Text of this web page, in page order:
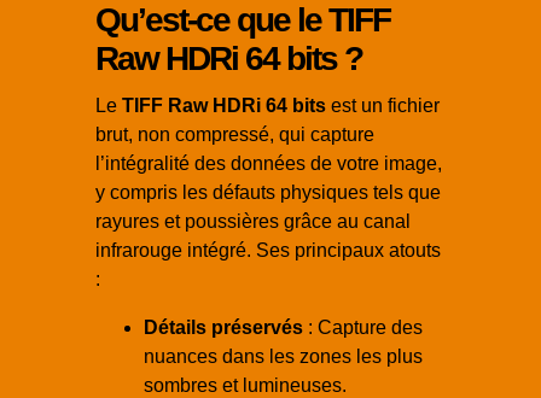
Qu’est-ce que le TIFF
Raw HDRi 64 bits ?
Le TIFF Raw HDRi 64 bits est un fichier
brut, non compressé, qui capture
l’intégralité des données de votre image,
y compris les défauts physiques tels que
rayures et poussières grâce au canal
infrarouge intégré. Ses principaux atouts
:
Détails préservés : Capture des
nuances dans les zones les plus
sombres et lumineuses.